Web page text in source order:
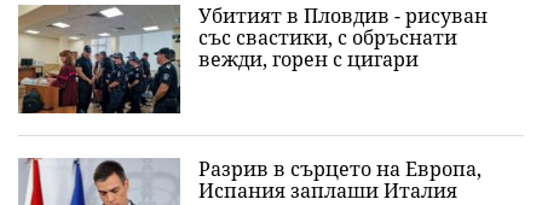
Убитият в Пловдив - рисуван
със свастики, с обръснати
вежди, горен с цигари
Разрив в сърцето на Европа,
Испания заплаши Италия